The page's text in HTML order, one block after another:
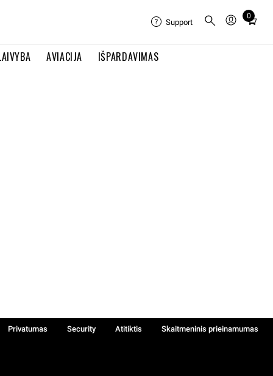
AVIACIJA IŠPARDAVIMAS
Support
0
Total
in
Privatumas Security Atitiktis
Skaitmeninis prieinamumas